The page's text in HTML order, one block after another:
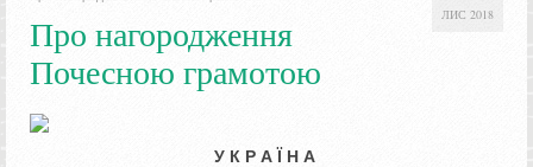
ЛИС 2018
Про нагородження
Почесною грамотою
У К Р А Ї Н А